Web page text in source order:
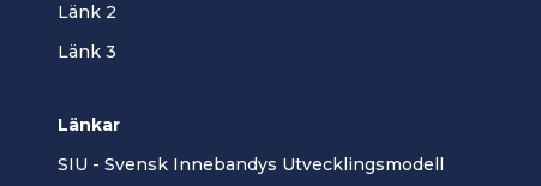
Länk 2
Länk 3
Länkar
SIU - Svensk Innebandys Utvecklingsmodell